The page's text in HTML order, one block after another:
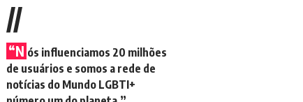
//
“N ós influenciamos 20 milhões
de usuários e somos a rede de
notícias do Mundo LGBTI+